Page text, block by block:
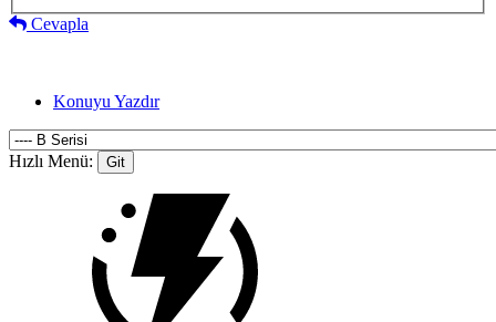
Cevapla
Konuyu Yazdır
Hızlı Menü: